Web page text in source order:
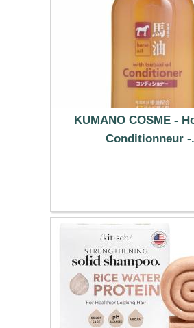
KUMANO COSME -
Conditionneur -